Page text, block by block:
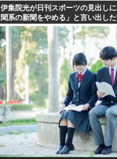
伊集院光が日刊スポーツの見出し
聞系の新聞をやめる」と言い出し